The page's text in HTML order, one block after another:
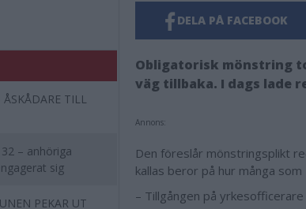
TILL
– anhöriga
sig
PEKAR UT
DELA PÅ FACEBOOK
Obligatorisk mönstring
väg tillbaka. I dags lade
Annons:
Den föreslår mönstringsplikt
kallas beror på hur många
– Tillgången på